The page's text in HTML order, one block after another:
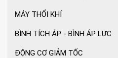
MÁY THỔI KHÍ
BÌNH TÍCH ÁP - BÌNH ÁP LỰC
ĐỘNG CƠ GIẢM TỐC